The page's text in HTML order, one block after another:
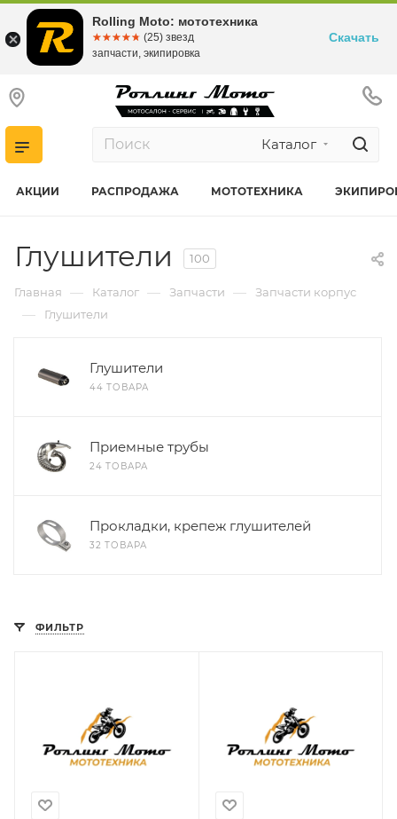
Каталог
АКЦИИ РАСПРОДАЖА МОТОТЕХНИКА
Глушители 100
Главная — Каталог — Запчасти — Запчасти корпус
— Глушители
Глушители
44 ТОВАРА
Приемные трубы
24 ТОВАРА
Прокладки, крепеж глушителей
32 ТОВАРА
ФИЛЬТР
Rolling Moto: мототехника
☆☆☆☆☆
★★★★★ (25) звезд
запчасти, экипировка
Скачать